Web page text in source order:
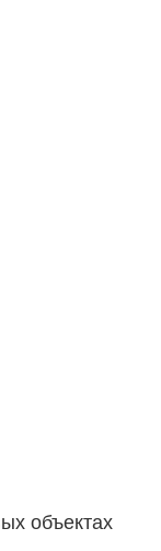
объектах